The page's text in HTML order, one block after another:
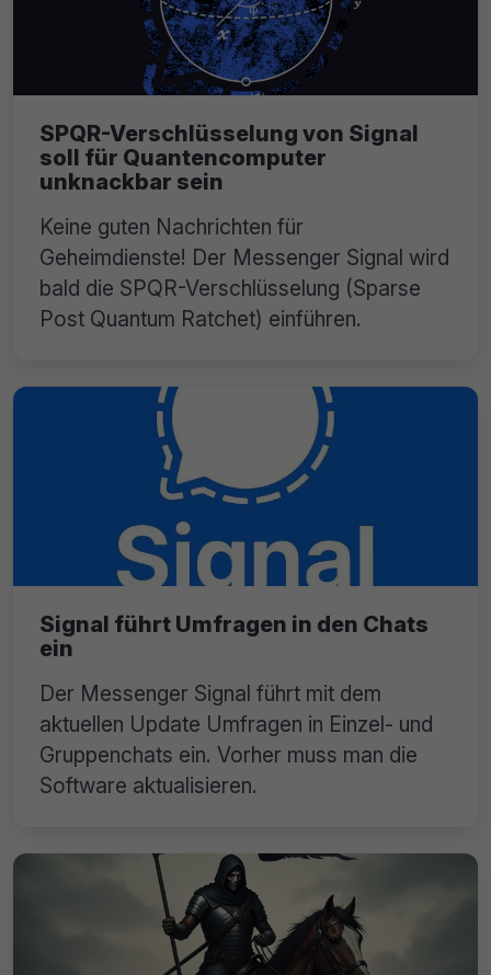
SPQR-Verschlüsselung von Signal
soll für Quantencomputer
unknackbar sein
Keine guten Nachrichten für
Geheimdienste! Der Messenger Signal wird
bald die SPQR-Verschlüsselung (Sparse
Post Quantum Ratchet) einführen.
Signal führt Umfragen in den Chats
ein
Der Messenger Signal führt mit dem
aktuellen Update Umfragen in Einzel- und
Gruppenchats ein. Vorher muss man die
Software aktualisieren.